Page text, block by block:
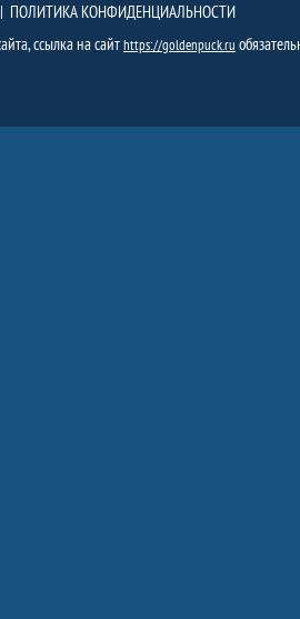
ПОЛИТИКА КОНФИДЕНЦИАЛЬНОСТИ
ссылка на сайтhttps://goldenpuck.ru